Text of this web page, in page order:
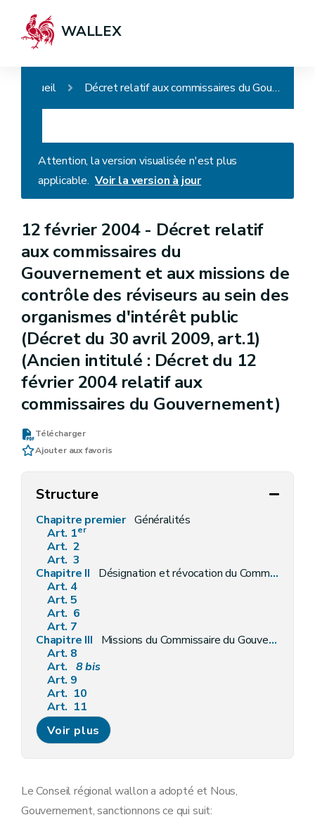
WALLEX
Accueil Décret relatif aux commissaires du Gouvernement et aux missions de contrôle des réviseurs au sein des organismes d'intérêt public (Décret du 30 avril 2009, art.1) (Ancien intitulé : Décret du 12 février 2004 relatif aux commissaires du Gouvernement)
Attention, la version visualisée n'est plus
applicable. Voir la version à jour
12 février 2004 - Décret relatif
aux commissaires du
Gouvernement et aux missions de
contrôle des réviseurs au sein des
organismes d'intérêt public
(Décret du 30 avril 2009, art.1)
(Ancien intitulé : Décret du 12
février 2004 relatif aux
commissaires du Gouvernement)
Télécharger
Ajouter aux favoris
Structure
Chapitre premier Généralités
Art. 1er
Art. 2
Art. 3
Chapitre II
Désignation et révocation du Commissaire du Gouvernement
Art. 4
Art. 5
Art. 6
Art. 7
Chapitre III
Missions du Commissaire du Gouvernement
Art. 8
Art. 8bis
Art. 9
Art. 10
Art. 11
Art. 12
Art. 13
Art. 14
Art. 17
Art. 18
Art. 19
Voir plus
Le Conseil régional wallon a adopté et Nous,
Gouvernement, sanctionnons ce qui suit: